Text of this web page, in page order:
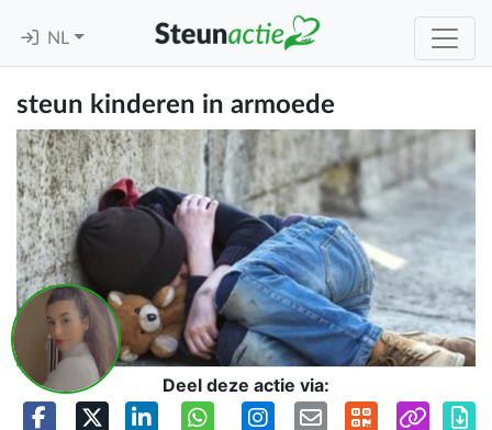
NL
steun kinderen in armoede
Deel deze actie via: